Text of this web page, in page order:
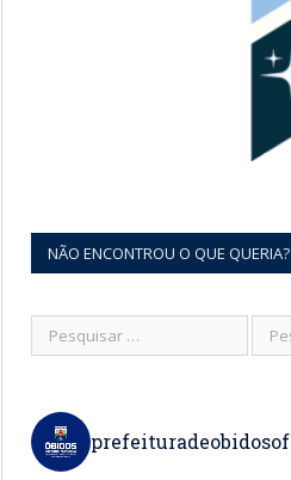
NÃO ENCONTROU O QUE QUERIA?
prefeituradeobidosof